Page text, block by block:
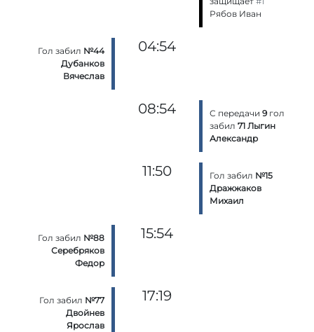
Рябов Иван
Гол забил №44
Дубанков
Вячеслав
04:54
08:54 С передачи 9 гол
забил 71 Лыгин
Александр
11:50 Гол забил №15
Дражжаков
Михаил
Гол забил №88
Серебряков
Федор
15:54
Гол забил №77
Двойнев
Ярослав
17:19